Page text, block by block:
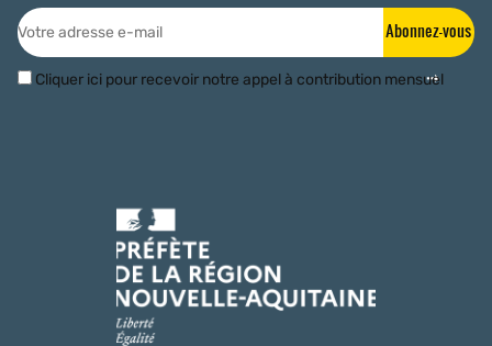
Abonnez-vous
Cliquer ici pour recevoir notre appel à contribution mensuel